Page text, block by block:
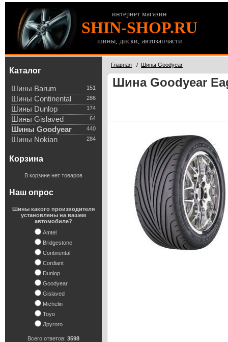
интернет магазин
SHIN-SHOP.RU
шины, диски, автозапчасти
Каталог
151
Шины Barum
286
Шины Continental
174
Шины Dunlop
64
Шины Gislaved
440
Шины Goodyear
284
Шины Nokian
Корзина
В корзине нет товаров
Наш опрос
Шины какого производителя
установлены на вашем
автомобиле?
Amtel
Bridgestone
Continental
Cordiant
Dunlop
Goodyear
Gislaved
Michelin
Toyo
Другого
Всего ответов: 3598
Главная / Шины Goodyear
Шина Goodyear